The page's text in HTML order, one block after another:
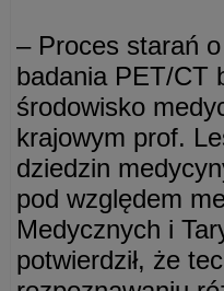
– Proces starań
badania PET/CT
środowisko
krajowym prof.
dziedzin
pod względem
Medycznych i
potwierdził, że